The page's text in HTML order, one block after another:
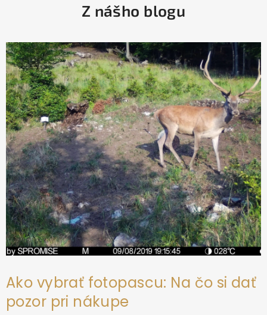
ä
e
Z nášho blogu
Ako vybrať fotopascu: Na čo si dať
pozor pri nákupe